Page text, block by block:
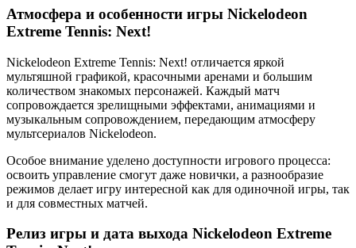
Атмосфера и особенности игры Nickelodeon
Extreme Tennis: Next!
Nickelodeon Extreme Tennis: Next! отличается яркой
мультяшной графикой, красочными аренами и большим
количеством знакомых персонажей. Каждый матч
сопровождается зрелищными эффектами, анимациями и
музыкальным сопровождением, передающим атмосферу
мультсериалов Nickelodeon.
Особое внимание уделено доступности игрового процесса:
освоить управление смогут даже новички, а разнообразие
режимов делает игру интересной как для одиночной игры, так
и для совместных матчей.
Релиз игры и дата выхода Nickelodeon Extreme